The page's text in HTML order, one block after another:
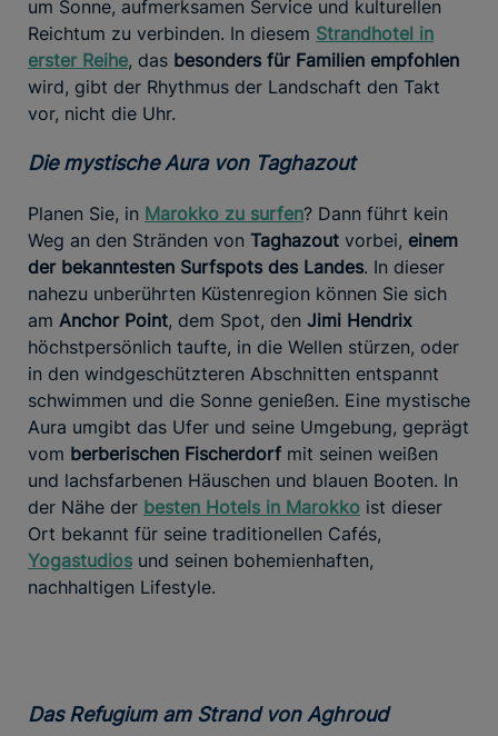
um Sonne, aufmerksamen Service und kulturellen
Reichtum zu verbinden. In diesem Strandhotel in
erster Reihe, das besonders für Familien empfohlen
wird, gibt der Rhythmus der Landschaft den Takt
vor, nicht die Uhr.
Die mystische Aura von Taghazout
Planen Sie, in Marokko zu surfen? Dann führt kein
Weg an den Stränden von Taghazout vorbei, einem
der bekanntesten Surfspots des Landes. In dieser
nahezu unberührten Küstenregion können Sie sich
am Anchor Point, dem Spot, den Jimi Hendrix
höchstpersönlich taufte, in die Wellen stürzen, oder
in den windgeschützteren Abschnitten entspannt
schwimmen und die Sonne genießen. Eine mystische
Aura umgibt das Ufer und seine Umgebung, geprägt
vom berberischen Fischerdorf mit seinen weißen
und lachsfarbenen Häuschen und blauen Booten. In
der Nähe der besten Hotels in Marokko ist dieser
Ort bekannt für seine traditionellen Cafés,
Yogastudios und seinen bohemienhaften,
nachhaltigen Lifestyle.
Das Refugium am Strand von Aghroud